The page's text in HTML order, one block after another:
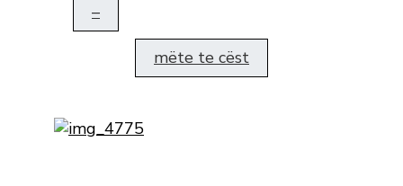
–
mëte te cëst